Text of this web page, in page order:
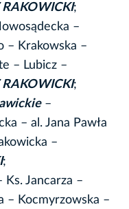
RAKOWICKI;
–
– Krakowska –
– Lubicz –
RAKOWICKI;
–
– al. Jana Pawła
–
;
Ks. Jancarza –
– Kocmyrzowska –